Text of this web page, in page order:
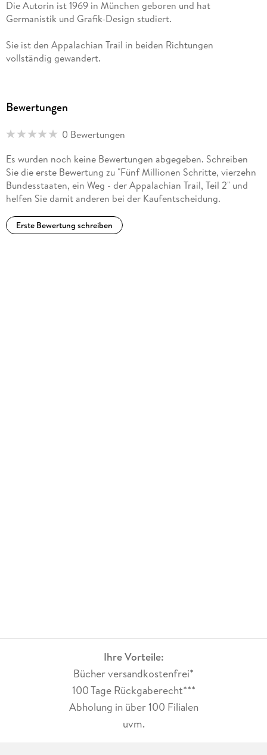
Die Autorin ist 1969 in München geboren und hat
Germanistik und Grafik-Design studiert.
Sie ist den Appalachian Trail in beiden Richtungen
vollständig gewandert.
Fahrt zwischen 16. und 19. Jahrhundert"
Bewertungen
0 Bewertungen
Es wurden noch keine Bewertungen abgegeben. Schreiben
Sie die erste Bewertung zu "Fünf Millionen Schritte, vierzehn
Bundesstaaten, ein Weg - der Appalachian Trail, Teil 2" und
helfen Sie damit anderen bei der Kaufentscheidung.
Erste Bewertung schreiben
Ihre Vorteile:
Bücher versandkostenfrei*
100 Tage Rückgaberecht***
Abholung in über 100 Filialen
uvm.